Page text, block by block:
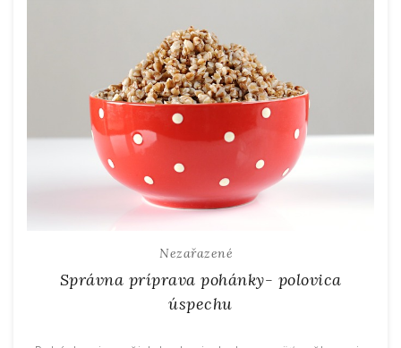
Nezařazené
Správna príprava pohánky- polovica
úspechu